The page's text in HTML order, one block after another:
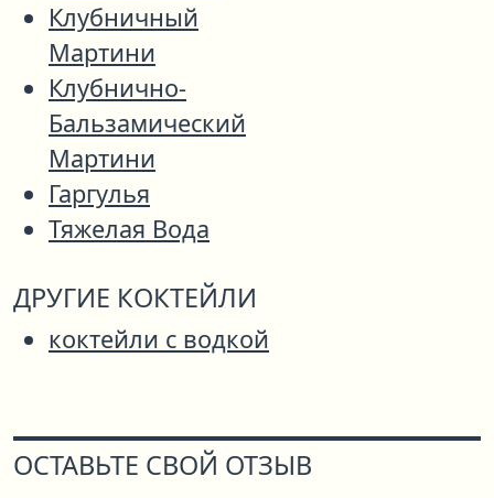
Клубничный
Мартини
Клубнично-
Бальзамический
Мартини
Гаргулья
Тяжелая Вода
ДРУГИЕ КОКТЕЙЛИ
коктейли с водкой
ОСТАВЬТЕ СВОЙ ОТЗЫВ